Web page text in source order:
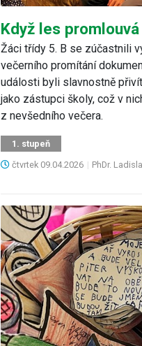
Když les
Žáci třídy 5. B se zúčastnili
večerního promítání
události byli slavnostně
jako zástupci školy, což v
z nevšedního večera.
1. stupeň
čtvrtek 09.04.2026 | PhDr.